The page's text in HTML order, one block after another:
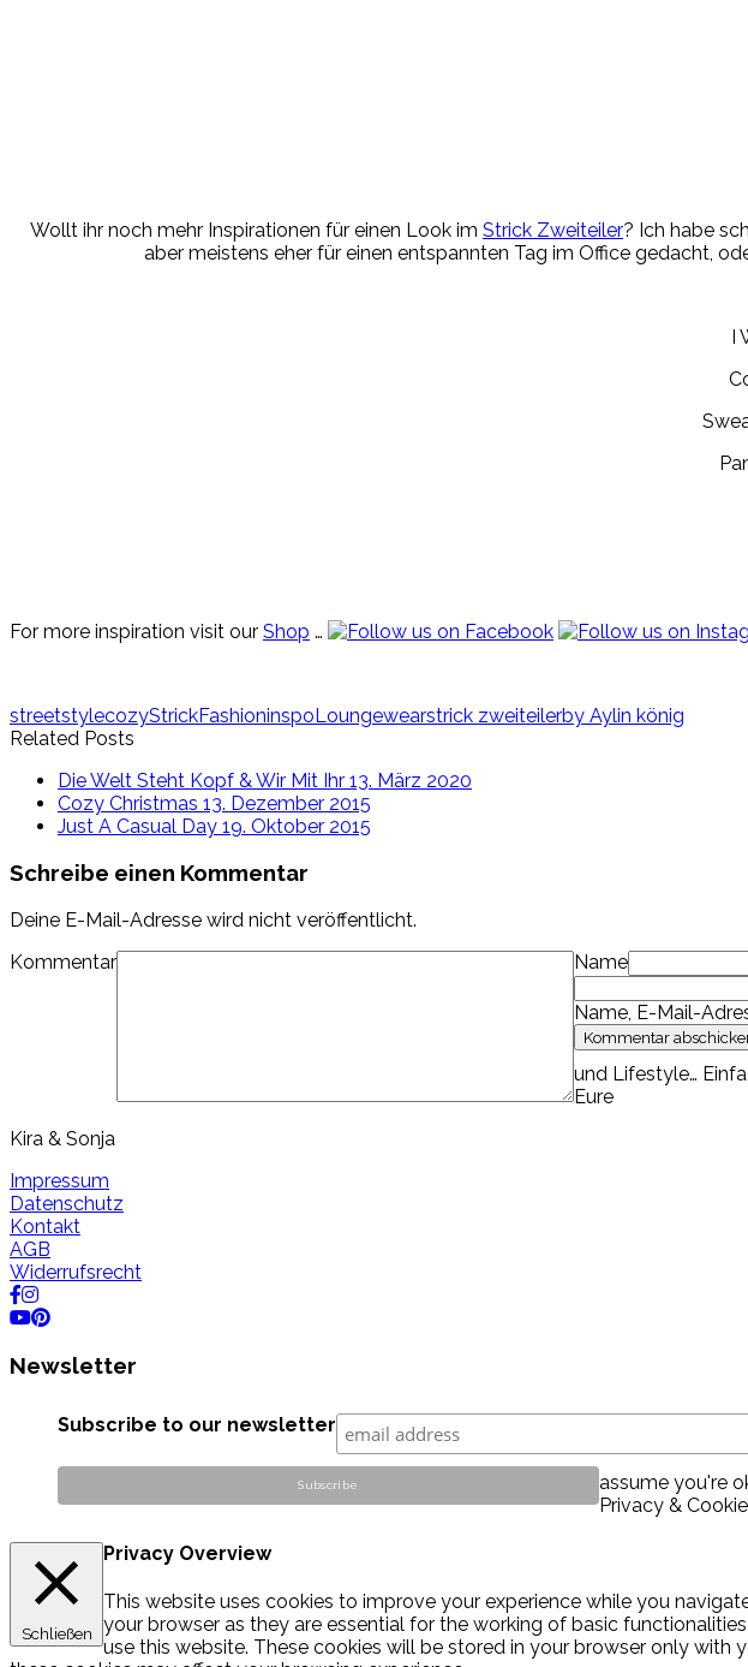
Wollt ihr noch mehr Inspirationen für einen Look im Strick Zweiteiler? Ich habe
aber meistens eher für einen entspannten Tag im Office gedacht,
I
For more inspiration visit our Shop …
streetstylecozyStrickFashioninspoLoungewearstrick zweiteilerby Aylin könig
Related Posts
Die Welt Steht Kopf & Wir Mit Ihr 13. März 2020
Cozy Christmas 13. Dezember 2015
Just A Casual Day 19. Oktober 2015
Schreibe einen Kommentar
Deine E-Mail-Adresse wird nicht veröffentlicht.
Kommentar
Name
Name, E-Mail-
und Lifestyle…
Eure
Kira & Sonja
Impressum
Datenschutz
Kontakt
AGB
Widerrufsrecht
Newsletter
Subscribe to our newsletter
assume you're
Privacy &
Schließen
Privacy Overview
This website uses cookies to improve your experience while you
your browser as they are essential for the working of basic
use this website. These cookies will be stored in your browser only